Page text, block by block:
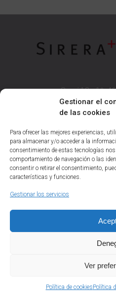
Gestionar el
de las cookies
Para ofrecer las mejores experiencias,
para almacenar y/o acceder a la
consentimiento de estas tecnologías
comportamiento de navegación o las
consentir o retirar el consentimiento,
características y funciones.
Gestionar los servicios
Ver
Política de cookiesPolítica
Sorní 18 - 1º,
NIF
F: 963
Política de